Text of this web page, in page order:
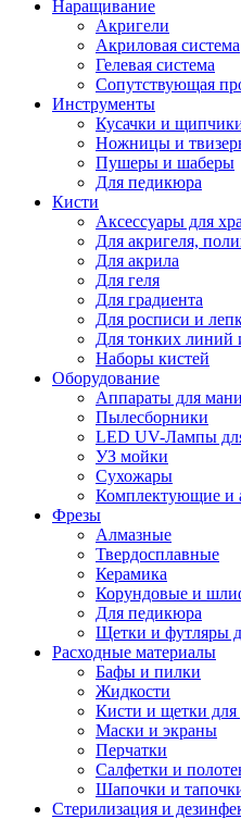
Наращивание
Акригели
Акриловая система
Гелевая система
Сопутствующая
Инструменты
Кусачки и
Ножницы и
Пушеры и шаберы
Для педикюра
Кисти
Аксессуары для
Для акригеля,
Для акрила
Для геля
Для градиента
Для росписи и
Для тонких линий
Наборы кистей
Оборудование
Аппараты для
Пылесборники
LED UV-Лампы
УЗ мойки
Сухожары
Комплектующие и
Фрезы
Алмазные
Твердосплавные
Керамика
Корундовые и
Для педикюра
Щетки и футляры
Расходные материалы
Бафы и пилки
Жидкости
Кисти и щетки для
Маски и экраны
Перчатки
Салфетки и
Шапочки и
Стерилизация и